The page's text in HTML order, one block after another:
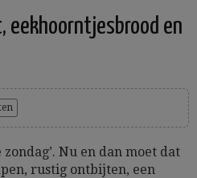
eekhoorntjesbrood en
Nu en dan moet dat
rustig ontbijten, een